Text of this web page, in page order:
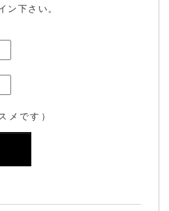
ン下さい。
メです）